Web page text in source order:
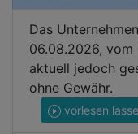
Das
06.08.2026,
aktuell jedoch
ohne Gewähr.
vorlesen